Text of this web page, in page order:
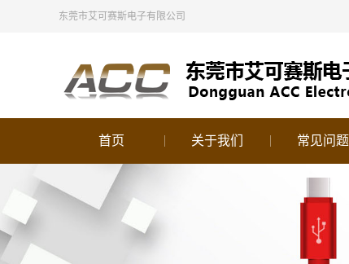
东莞市艾可赛斯电子有限公司
首页 关于我们 常见问题